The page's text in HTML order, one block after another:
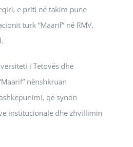
e priti në takim pune
turk “Maarif” në RMV,
i Tetovës dhe
nënshkruan
që synon
institucionale dhe zhvillimin